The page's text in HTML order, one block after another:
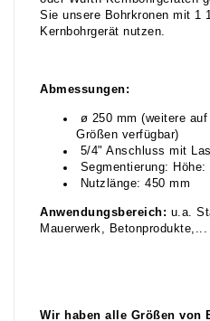
Sie unsere Bohrkronen mit 1
Kernbohrgerät nutzen.
Abmessungen:
ø 250 mm (weitere
Größen verfügbar)
5/4" Anschluss mit
Segmentierung: Höhe:
Nutzlänge: 450 mm
Anwendungsbereich: u.a.
Mauerwerk, Betonprodukte,...
Wir haben alle Größen von